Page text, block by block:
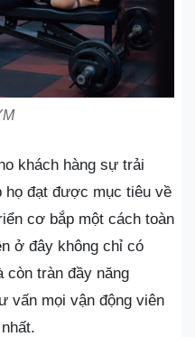
khách hàng sự trải
họ đạt được mục tiêu về
cơ bắp một cách toàn
ở đây không chỉ có
còn tràn đầy năng
vấn mọi vận động viên